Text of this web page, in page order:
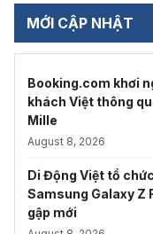
MỚI CẬP NHẬT
Booking.com khơi
khách Việt thông
Mille
August 8, 2026
Di Động Việt tổ
Samsung Galaxy Z
gập mới